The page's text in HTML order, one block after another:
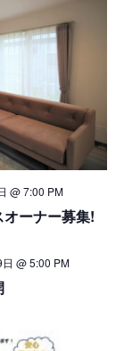
を
検
索
し
て
ナ
ビ
ゲ
シ
ー
シ
ョ
@ 7:00 PM
オーナー募集!
@ 5:00 PM